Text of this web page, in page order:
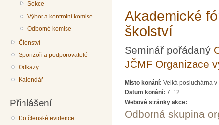
Sekce
Výbor a kontrolní komise
Odborné komise
Členství
Sponzoři a podporovatelé
Odkazy
Kalendář
Přihlášení
Do členské evidence
Akademické
školství
Seminář pořádaný
JČMF Organizace
Místo konání: Velká posluchárna v
Datum konání: 7. 12.
Webové stránky akce:
Odborná skupina